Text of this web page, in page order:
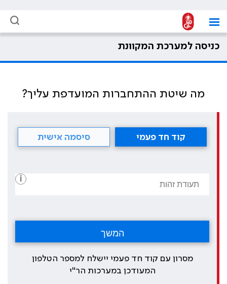
כניסה למערכת המקוונת
מה שיטת ההתחברות המועדפת עליך?
קוד חד פעמי סיסמה אישית
i
מסרון עם קוד חד פעמי יישלח למספר הטלפון
המעודכן במערכות הר"י